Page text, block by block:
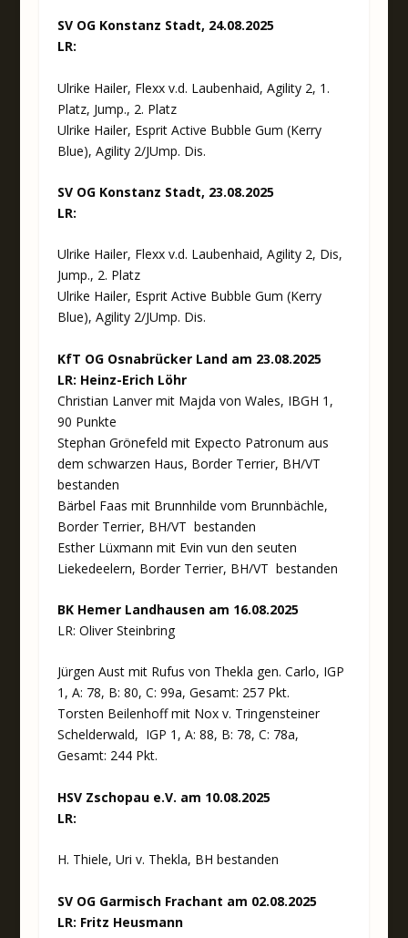
SV OG Konstanz Stadt, 24.08.2025
LR:
Ulrike Hailer, Flexx v.d. Laubenhaid, Agility 2, 1.
Platz, Jump., 2. Platz
Ulrike Hailer, Esprit Active Bubble Gum (Kerry
Blue), Agility 2/JUmp. Dis.
SV OG Konstanz Stadt, 23.08.2025
LR:
Ulrike Hailer, Flexx v.d. Laubenhaid, Agility 2, Dis,
Jump., 2. Platz
Ulrike Hailer, Esprit Active Bubble Gum (Kerry
Blue), Agility 2/JUmp. Dis.
KfT OG Osnabrücker Land am 23.08.2025
LR: Heinz-Erich Löhr
Christian Lanver mit Majda von Wales, IBGH 1,
90 Punkte
Stephan Grönefeld mit Expecto Patronum aus
dem schwarzen Haus, Border Terrier, BH/VT
bestanden
Bärbel Faas mit Brunnhilde vom Brunnbächle,
Border Terrier, BH/VT bestanden
Esther Lüxmann mit Evin vun den seuten
Liekedeelern, Border Terrier, BH/VT bestanden
BK Hemer Landhausen am 16.08.2025
LR: Oliver Steinbring
Jürgen Aust mit Rufus von Thekla gen. Carlo, IGP
1, A: 78, B: 80, C: 99a, Gesamt: 257 Pkt.
Torsten Beilenhoff mit Nox v. Tringensteiner
Schelderwald, IGP 1, A: 88, B: 78, C: 78a,
Gesamt: 244 Pkt.
HSV Zschopau e.V. am 10.08.2025
LR:
H. Thiele, Uri v. Thekla, BH bestanden
SV OG Garmisch Frachant am 02.08.2025
LR: Fritz Heusmann